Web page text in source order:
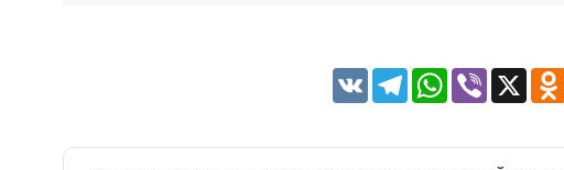
VK TelegramWhatsApp
Viber X